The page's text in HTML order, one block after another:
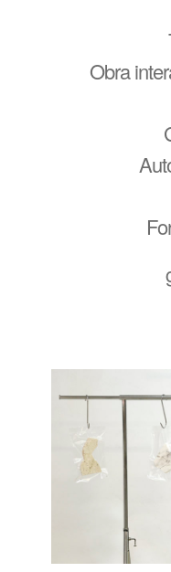
Obra